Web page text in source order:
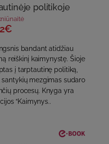
politikoje
bandant atidžiau
reiškinį kaimynystę. Šioje
į tarptautinę politiką,
mezgimas sudaro
procesų. Knyga yra
“Kaimynys..